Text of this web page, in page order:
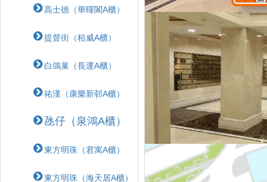
高士德（華暉閣A櫃）
提督街（栢威A櫃）
白鴿巢（長運A櫃）
祐漢（康樂新邨A櫃）
氹仔（泉鴻A櫃）
東方明珠（君寓A櫃）
東方明珠（海天居A櫃）